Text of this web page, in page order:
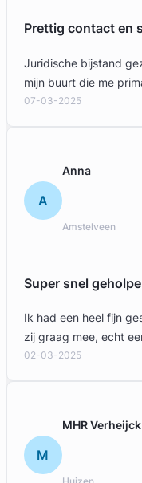
Prettig contact en
Juridische bijstand
mijn buurt die me
07-03-2025
A
Anna
Amstelveen
Super snel
Ik had een heel fijn
zij graag mee, echt
02-03-2025
M
MHR Verheijck